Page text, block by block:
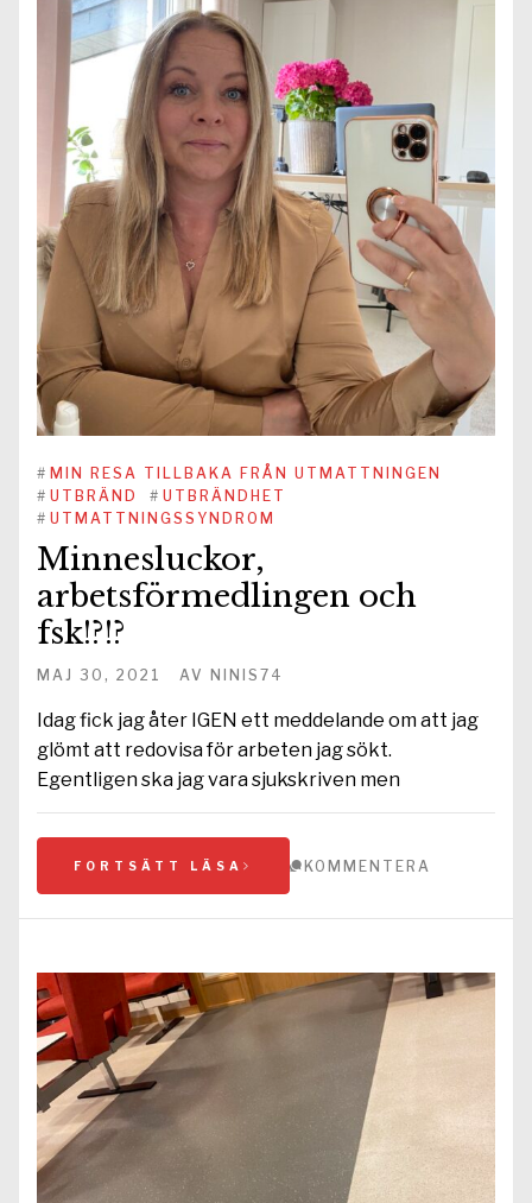
# MIN RESA TILLBAKA FRÅN UTMATTNINGEN
# UTBRÄND # UTBRÄNDHET
# UTMATTNINGSSYNDROM
Minnesluckor,
arbetsförmedlingen och
fsk!?!?
MAJ 30, 2021 AV NINIS74
Idag fick jag åter IGEN ett meddelande om att jag
glömt att redovisa för arbeten jag sökt.
Egentligen ska jag vara sjukskriven men
FORTSÄTT LÄSA KOMMENTERA